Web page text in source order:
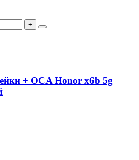
+
+ OCA Honor x6b 5g